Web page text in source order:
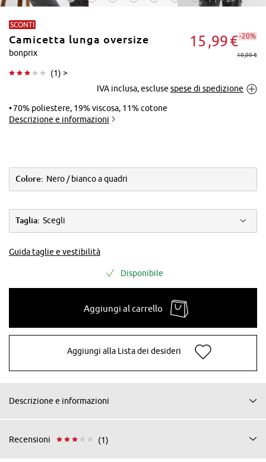
Tocca per
SCONTI
Camicetta lunga oversize
bonprix
(1) >
15 99€-20%
19,99 €
IVA inclusa, escluse spese di spedizione
70% poliestere, 19% viscosa, 11% cotone
Descrizione e informazioni
Colore: Nero / bianco a quadri
Taglia: Scegli
Guida taglie e vestibilità
Disponibile
Aggiungi al carrello
Aggiungi alla Lista dei desideri
Descrizione e informazioni
Recensioni (1)